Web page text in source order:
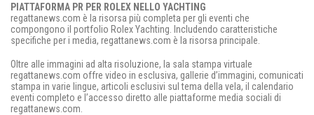
PIATTAFORMA PR PER ROLEX NELLO YACHTING
regattanews.com è la risorsa più completa per gli eventi che
compongono il portfolio Rolex Yachting. Includendo caratteristiche
specifiche per i media, regattanews.com è la risorsa principale.
Oltre alle immagini ad alta risoluzione, la sala stampa virtuale
regattanews.com offre video in esclusiva, gallerie d’immagini, comunicati
stampa in varie lingue, articoli esclusivi sul tema della vela, il calendario
eventi completo e l’accesso diretto alle piattaforme media sociali di
regattanews.com.